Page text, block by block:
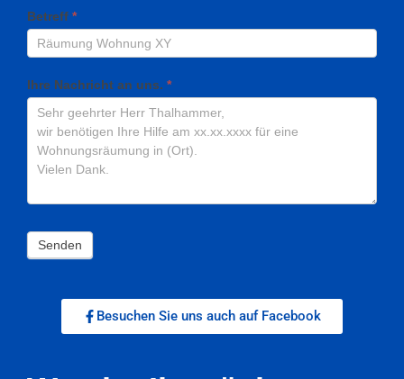
Besuchen Sie uns auch auf Facebook
Betreff *
Ihre Nachricht an uns. *
Senden